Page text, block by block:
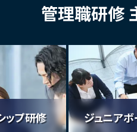
管理職研修
ップ研修 ジュニアボ